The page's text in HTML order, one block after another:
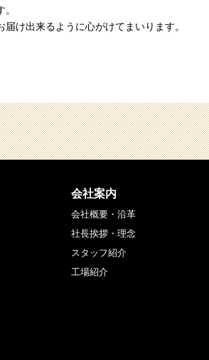
け出来るように心がけてまいります。
会社案内
会社概要・沿革
社長挨拶・理念
スタッフ紹介
工場紹介